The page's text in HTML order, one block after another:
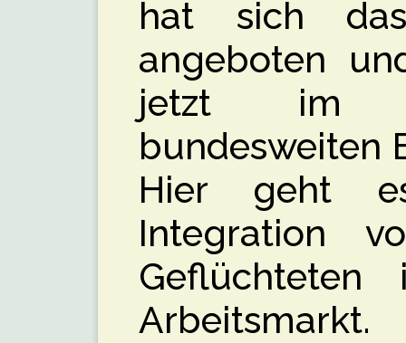
hat sich
angeboten
jetzt im
bundesweiten
Hier geht
Integration
Arbeitsmarkt.